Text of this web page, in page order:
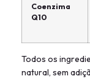
Coenzima
Q10
Todos os
natural, sem